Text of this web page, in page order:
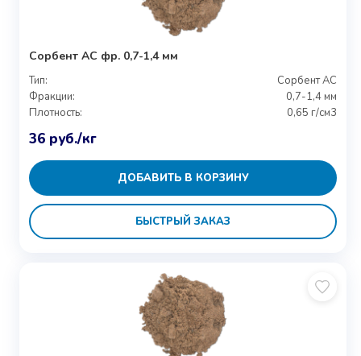
Сорбент АС фр. 0,7-1,4 мм
Тип:
Сорбент АС
Фракции:
0,7-1,4 мм
Плотность:
0,65 г/см3
36 руб./кг
ДОБАВИТЬ В КОРЗИНУ
БЫСТРЫЙ ЗАКАЗ